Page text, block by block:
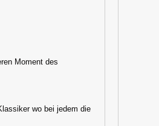
Moment des
wo bei jedem die